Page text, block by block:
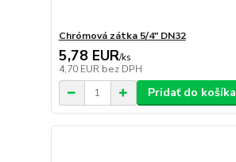
Chrómová zátka 5/4" DN32
5,78 EUR/ks
4,70 EUR bez DPH
Pridať do košíka